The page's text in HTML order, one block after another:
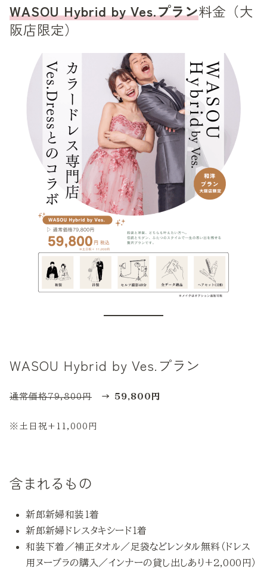
WASOU Hybrid by Ves.プラン料金（大
阪店限定）
WASOU Hybrid by Ves.プラン
通常価格79,800円 → 59,800円
※土日祝+11,000円
含まれるもの
新郎新婦和装１着
新郎新婦ドレスタキシード１着
和装下着／補正タオル／足袋などレンタル無料（ドレス
用ヌーブラの購入／インナーの貸し出しあり+2,000円）